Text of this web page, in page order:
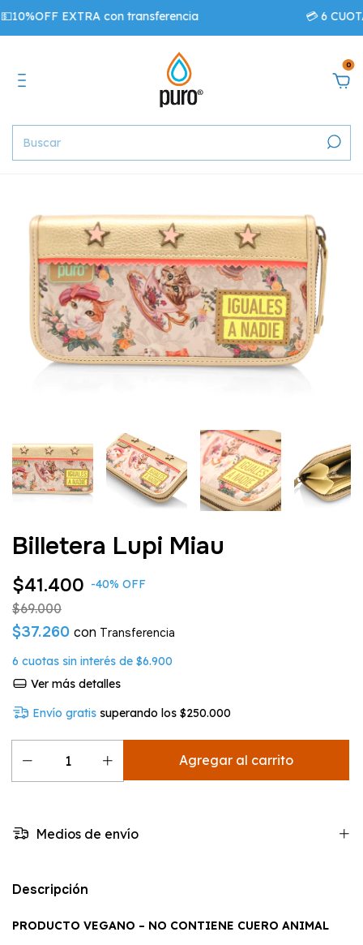
EXTRA con transferencia 💳 6
0
Billetera Lupi Miau
$41.400 -40% OFF
$69.000
$37.260 con
6 cuotas sin interés de $6.900
Ver más detalles
Envío gratis superando los$250.000
Medios de envío
Descripción
PRODUCTO VEGANO – NO CONTIENE CUERO ANIMAL